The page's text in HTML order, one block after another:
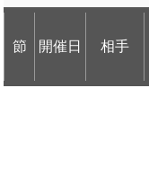
節 開催日 相手
節 開催日 相手